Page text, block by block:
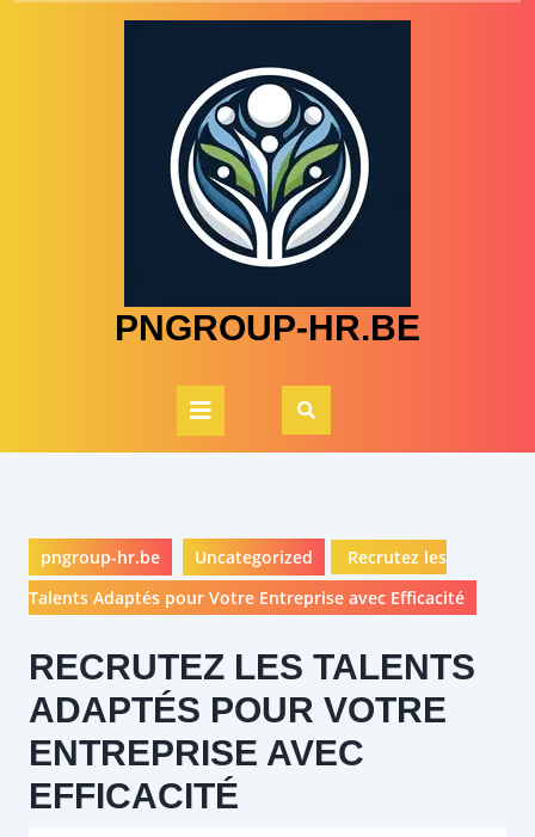
PNGROUP-HR.BE
Open
Button
pngroup-hr.be Uncategorized
Recrutez les
Talents Adaptés pour Votre Entreprise avec Efficacité
RECRUTEZ LES TALENTS
ADAPTÉS POUR VOTRE
ENTREPRISE AVEC
EFFICACITÉ